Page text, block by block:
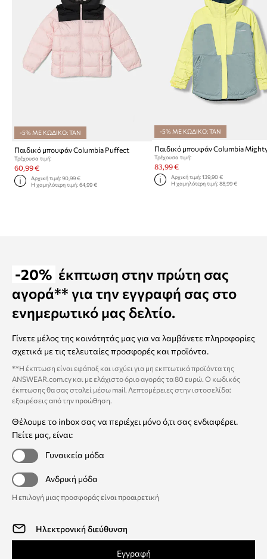
-5% ΜΕ ΚΩΔΙΚΟ: TAN
Παιδικό μπουφάν Columbia Puffect
Τρέχουσα τιμή:
60,99 €
Αρχική τιμή:90,99 €
Η χαμηλότερη τιμή:64,99 €
-5% ΜΕ ΚΩΔΙΚΟ: TAN
Τρέχουσα τιμή:
83,99 €
Αρχική τιμή: 139,90 €
Η χαμηλότερη τιμή: 88,99 €
-20% έκπτωση στην πρώτη σας
αγορά** για την εγγραφή σας στο
ενημερωτικό μας δελτίο.
Γίνετε μέλος της κοινότητάς μας για να λαμβάνετε πληροφορίες
σχετικά με τις τελευταίες προσφορές και προϊόντα.
**Η έκπτωση είναι εφάπαξ και ισχύει για μη εκπτωτικά προϊόντα της
ANSWEAR.com.cy και με ελάχιστο όριο αγοράς τα 80 ευρώ. Ο κωδικός
έκπτωσης θα σας σταλεί μέσω mail. Λεπτομέρειες στην ιστοσελίδα:
εξαιρέσεις από την προώθηση
Θέλουμε το inbox σας να περιέχει μόνο ό,τι σας ενδιαφέρει.
Πείτε μας, είναι:
Γυναικεία μόδα
Ανδρική μόδα
Η επιλογή μιας προσφοράς είναι προαιρετική
Εγγραφή